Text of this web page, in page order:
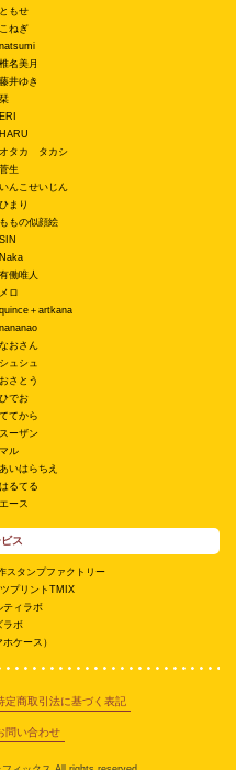
ともせ
こねぎ
natsumi
椎名美月
藤井ゆき
栞
ERI
HARU
オタカ タカシ
菅生
いんこせいじん
ひまり
ももの似顔絵
SIN
Naka
有働唯人
メロ
quince＋artkana
nananao
なおさん
シュシュ
おさとう
ひでお
ててから
スーザン
マル
あいはらちえ
はるてる
エース
ス
スタンプファクトリー
プリントTMIX
ティラボ
ラボ
ケース）
定商取引法に基づく表記
問い合わせ